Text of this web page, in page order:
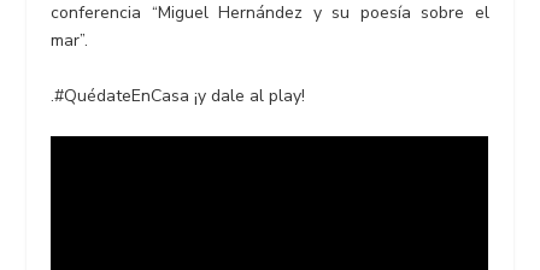
conferencia “Miguel Hernández y su poesía sobre el
mar”.
.#QuédateEnCasa ¡y dale al play!